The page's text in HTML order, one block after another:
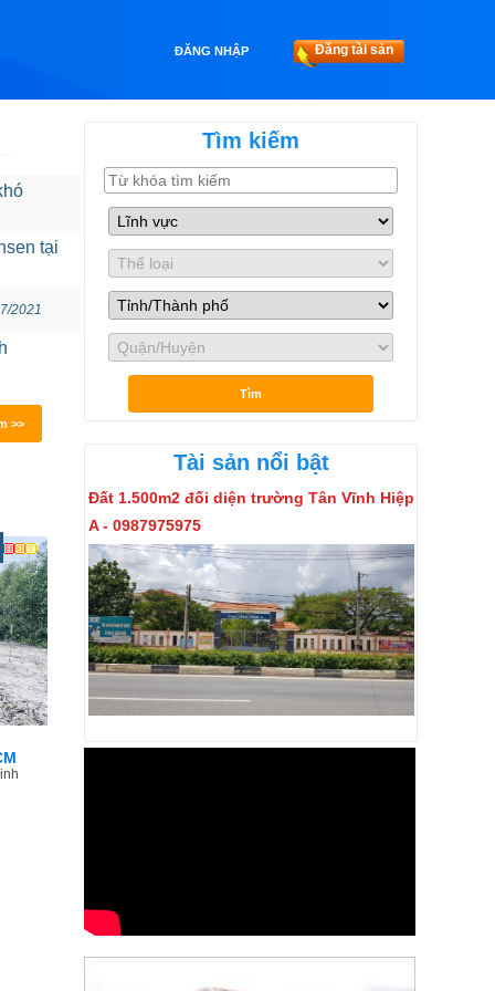
Đăng tài sản
ĐĂNG NHẬP
tại
2021
>>
Tìm kiếm
Tìm
Tài sản nổi bật
Đất 1.500m2 đối diện trường Tân Vĩnh Hiệp
A - 0987975975